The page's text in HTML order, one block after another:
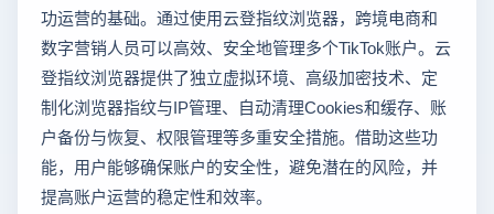
功运营的基础。通过使用云登指纹浏览器，跨境电商和
数字营销人员可以高效、安全地管理多个TikTok账户。云
登指纹浏览器提供了独立虚拟环境、高级加密技术、定
制化浏览器指纹与IP管理、自动清理Cookies和缓存、账
户备份与恢复、权限管理等多重安全措施。借助这些功
能，用户能够确保账户的安全性，避免潜在的风险，并
提高账户运营的稳定性和效率。